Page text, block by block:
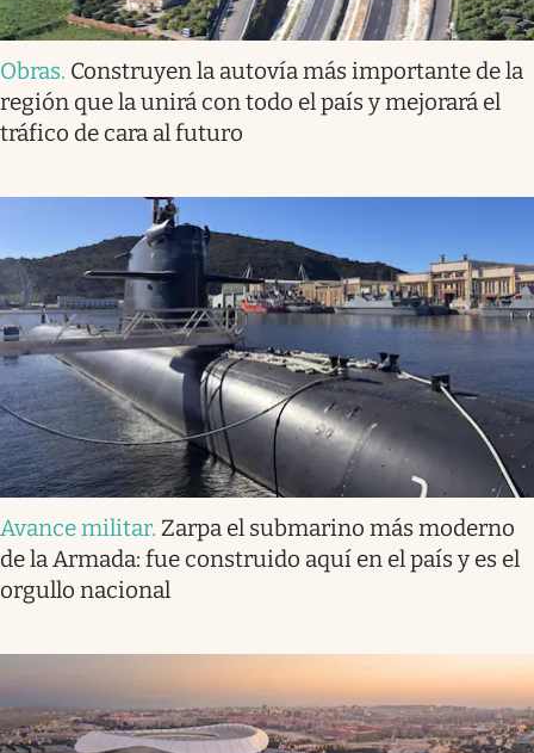
Obras. Construyen la autovía más importante de la
región que la unirá con todo el país y mejorará el
tráfico de cara al futuro
Avance militar. Zarpa el submarino más moderno
de la Armada: fue construido aquí en el país y es el
orgullo nacional